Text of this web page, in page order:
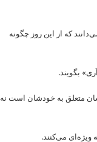
که از این روز چگونه
متعلق به خودشان است نه